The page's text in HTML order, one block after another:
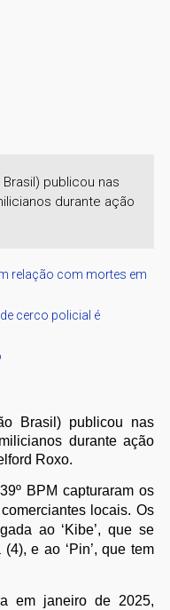
publicou nas
durante ação
relação com mortes em
cerco policial é
Brasil) publicou nas
durante ação
Roxo.
BPM capturaram os
locais. Os
ao ‘Kibe’, que se
e ao ‘Pin’, que tem
em janeiro de 2025,